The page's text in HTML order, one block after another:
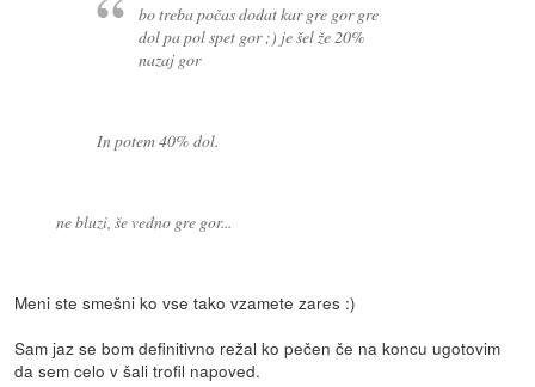
bo treba počas dodat kar gre gor gre
dol pa pol spet gor ;) je šel že 20%
nazaj gor
In potem 40% dol.
ne bluzi, še vedno gre gor...
Meni ste smešni ko vse tako vzamete zares :)
Sam jaz se bom definitivno režal ko pečen če na koncu ugotovim
da sem celo v šali trofil napoved.